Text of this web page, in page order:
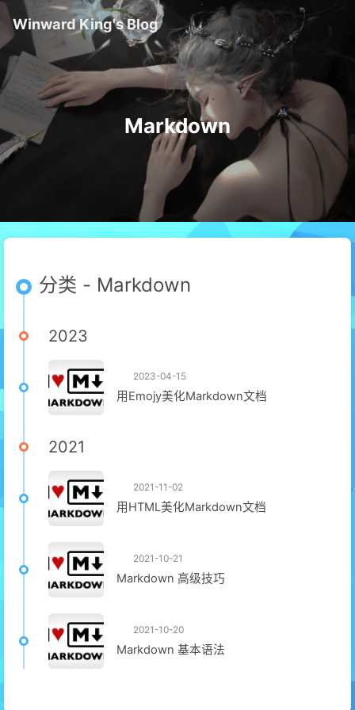
Winward King's Blog
Markdown
分类 - Markdown
2023
2023-04-15
用Emojy美化Markdown文档
2021
2021-11-02
用HTML美化Markdown文档
2021-10-21
Markdown 高级技巧
2021-10-20
Markdown 基本语法